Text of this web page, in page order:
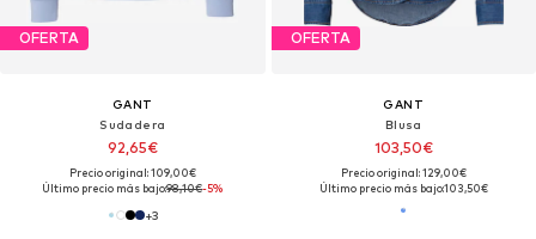
OFERTA
GANT
Sudadera
92,65€
Precio original: 109,00€
Último precio más bajo:98,10€-5%
+3
OFERTA
GANT
Blusa
103,50€
Precio original: 129,00€
Último precio más bajo:103,50€